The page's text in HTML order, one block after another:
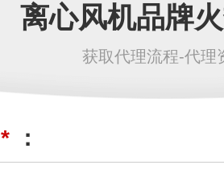
离心风机品牌
获取代理流程-代理
* ：